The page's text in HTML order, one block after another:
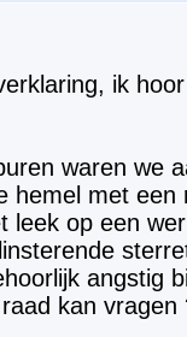
ik
waren we
hemel met
leek op een
angstig
kan vragen